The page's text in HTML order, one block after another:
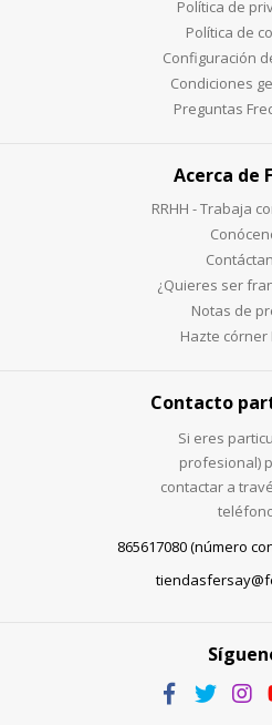
Política de
Política de
Configuración
Condiciones
Preguntas
Acerca de
RRHH - Trabaja
¿Quieres ser
Notas de
Hazte córner
Contacto
Si eres
profesional)
contactar a
865617080 (número